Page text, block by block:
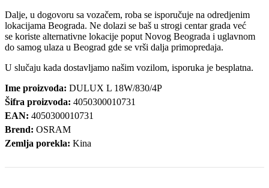
Dalje, u dogovoru sa vozačem, roba se isporučuje na odredjenim
lokacijama Beograda. Ne dolazi se baš u strogi centar grada već
se koriste alternativne lokacije poput Novog Beograda i uglavnom
do samog ulaza u Beograd gde se vrši dalja primopredaja.
U slučaju kada dostavljamo našim vozilom, isporuka je besplatna.
Ime proizvoda: DULUX L 18W/830/4P
Šifra proizvoda: 4050300010731
EAN: 4050300010731
Brend: OSRAM
Zemlja porekla: Kina